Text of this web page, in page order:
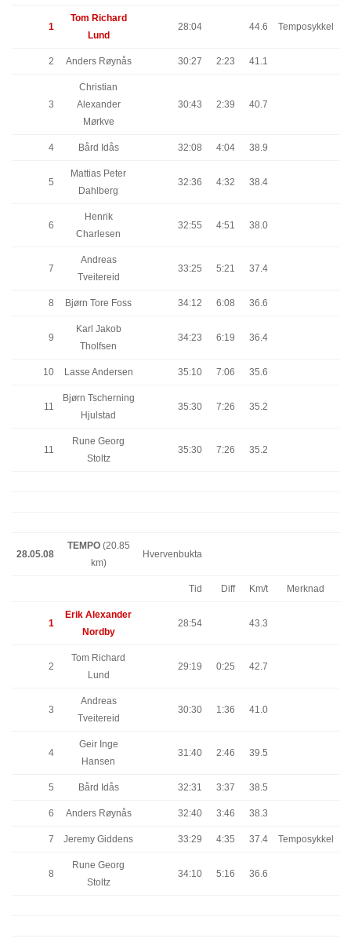
1
Tom Richard
Lund
28:04 44.6 Temposykkel
2 Anders Røynås 30:27 2:23 41.1
3
Christian
Alexander
Mørkve
30:43 2:39 40.7
4 Bård Idås 32:08 4:04 38.9
5
Mattias Peter
Dahlberg
32:36 4:32 38.4
6
Henrik
Charlesen
32:55 4:51 38.0
7
Andreas
Tveitereid
33:25 5:21 37.4
8 Bjørn Tore Foss 34:12 6:08 36.6
9
Karl Jakob
Tholfsen
34:23 6:19 36.4
10 Lasse Andersen 35:10 7:06 35.6
11
Bjørn Tscherning
Hjulstad
35:30 7:26 35.2
11
Rune Georg
Stoltz
35:30 7:26 35.2
28.05.08
TEMPO(20.85
km)
Hvervenbukta
Tid Diff Km/t Merknad
1
Erik Alexander
Nordby
28:54 43.3
2
Tom Richard
Lund
29:19 0:25 42.7
3
Andreas
Tveitereid
30:30 1:36 41.0
4
Geir Inge
Hansen
31:40 2:46 39.5
5 Bård Idås 32:31 3:37 38.5
6 Anders Røynås 32:40 3:46 38.3
7 Jeremy Giddens 33:29 4:35 37.4 Temposykkel
8
Rune Georg
Stoltz
34:10 5:16 36.6